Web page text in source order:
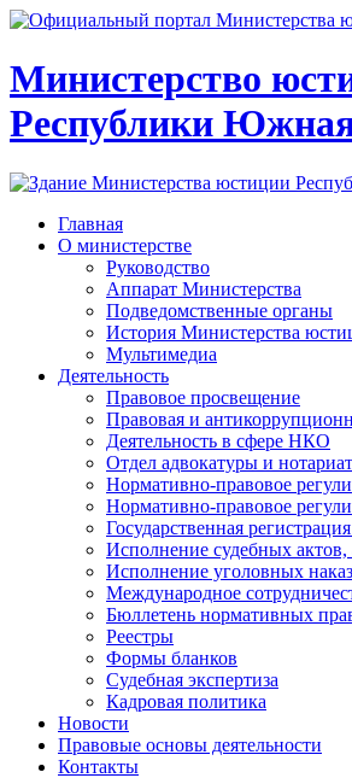
Министерство
Республики
Главная
О министерстве
Руководство
Аппарат Министерства
Подведомственные органы
История Министерства
Мультимедиа
Деятельность
Правовое просвещение
Правовая и
Деятельность в сфере НКО
Отдел адвокатуры и
Нормативно-правовое
Нормативно-правовое
Государственная
Исполнение судебных
Исполнение уголовных
Международное
Бюллетень нормативных
Реестры
Формы бланков
Судебная экспертиза
Кадровая политика
Новости
Правовые основы деятельности
Контакты